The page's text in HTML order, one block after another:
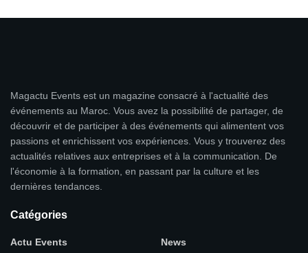
Magactu Events est un magazine consacré à l'actualité des
événements au Maroc. Vous avez la possibilité de partager, de
découvrir et de participer à des événements qui alimentent vos
passions et enrichissent vos expériences. Vous y trouverez des
actualités relatives aux entreprises et à la communication. De
l'économie à la formation, en passant par la culture et les
dernières tendances.
Catégories
Actu Events
News